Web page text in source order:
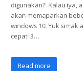
digunakan?. Kalau iya,
akan memaparkan
windows 10. Yuk simak
cepat! 3…
Read more